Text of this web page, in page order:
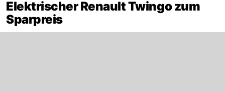
Elektrischer Renault Twingo zum
Sparpreis